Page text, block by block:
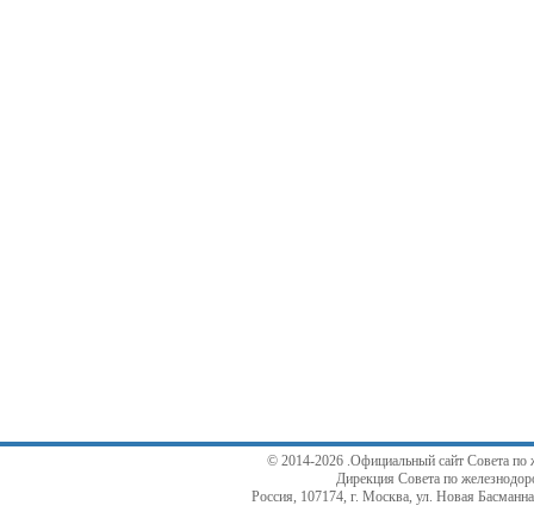
© 2014-2026 .Официальный сайт Совета по
Дирекция Совета по
Россия, 107174, г. Москва, ул. Новая